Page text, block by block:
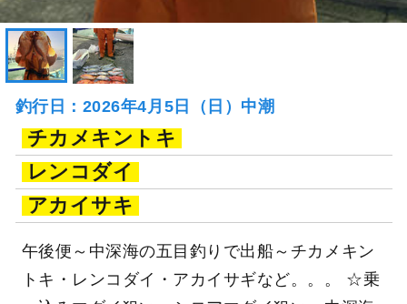
釣行日：2026年4月5日（日）中潮
チカメキントキ
レンコダイ
アカイサキ
午後便～中深海の五目釣りで出船～チカメキン
トキ・レンコダイ・アカイサギなど。。。 ☆乗